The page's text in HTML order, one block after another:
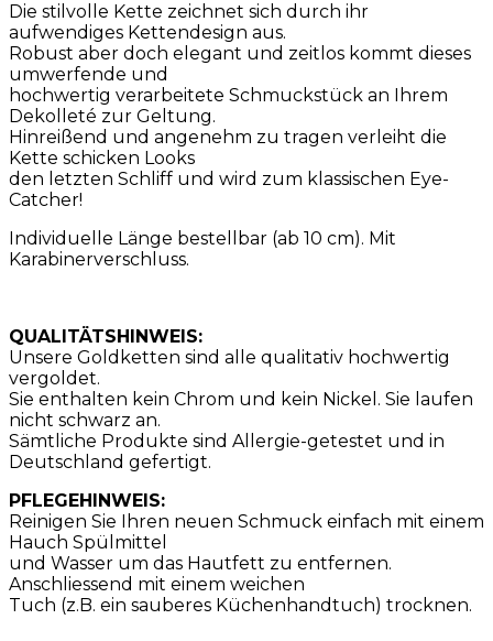
Die stilvolle Kette zeichnet sich durch ihr
aufwendiges Kettendesign aus.
Robust aber doch elegant und zeitlos kommt dieses
umwerfende und
hochwertig verarbeitete Schmuckstück an Ihrem
Dekolleté zur Geltung.
Hinreißend und angenehm zu tragen verleiht die
Kette schicken Looks
den letzten Schliff und wird zum klassischen Eye-
Catcher!
Individuelle Länge bestellbar (ab 10 cm). Mit
Karabinerverschluss.
QUALITÄTSHINWEIS:
Unsere Goldketten sind alle qualitativ hochwertig
vergoldet.
Sie enthalten kein Chrom und kein Nickel. Sie laufen
nicht schwarz an.
Sämtliche Produkte sind Allergie-getestet und in
Deutschland gefertigt.
PFLEGEHINWEIS:
Reinigen Sie Ihren neuen Schmuck einfach mit einem
Hauch Spülmittel
und Wasser um das Hautfett zu entfernen.
Anschliessend mit einem weichen
Tuch (z.B. ein sauberes Küchenhandtuch) trocknen.